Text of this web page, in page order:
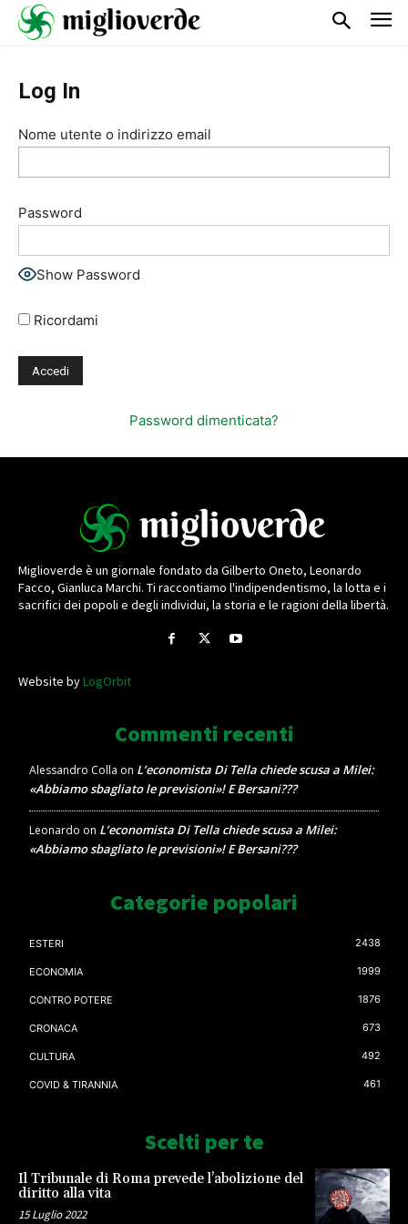
Log In
Nome utente o indirizzo email
Password
Show Password
Ricordami
Password dimenticata?
Miglioverde è un giornale fondato da Gilberto Oneto, Leonardo
Facco, Gianluca Marchi. Ti raccontiamo l'indipendentismo, la lotta e i
sacrifici dei popoli e degli individui, la storia e le ragioni della libertà.
Website byLogOrbit
Commenti recenti
Alessandro Colla on L’economista Di Tella chiede scusa a Milei:
«Abbiamo sbagliato le previsioni»! E Bersani???
Leonardo on L’economista Di Tella chiede scusa a Milei:
«Abbiamo sbagliato le previsioni»! E Bersani???
Categorie popolari
ESTERI 2438
ECONOMIA 1999
CONTRO POTERE 1876
CRONACA 673
CULTURA 492
COVID & TIRANNIA 461
Scelti per te
Il Tribunale di Roma prevede l’abolizione del
diritto alla vita
15 Luglio 2022